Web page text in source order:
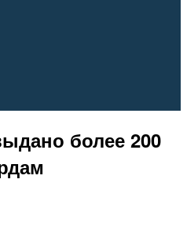
более 200